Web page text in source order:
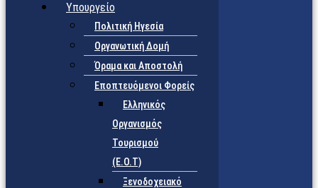
Υπουργείο
Πολιτική Ηγεσία
Οργανωτική Δομή
Όραμα και Αποστολή
Εποπτευόμενοι Φορείς
Eλληνικός
Οργανισμός
Τουρισμού
(Ε.Ο.Τ)
Ξενοδοχειακό